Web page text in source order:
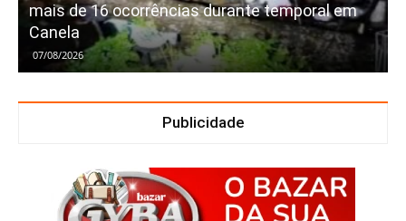
mais de 16 ocorrências durante temporal em
Canela
07/08/2026
Publicidade